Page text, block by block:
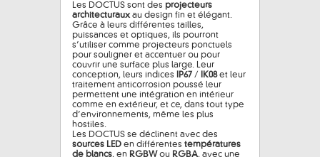
Les DOCTUS sont des projecteurs
architecturaux au design fin et élégant.
Grâce à leurs différentes tailles,
puissances et optiques, ils pourront
s’utiliser comme projecteurs ponctuels
pour souligner et accentuer ou pour
couvrir une surface plus large. Leur
conception, leurs indices
IP67 / IK08et leur
traitement anticorrosion poussé leur
permettent une intégration en intérieur
comme en extérieur, et ce, dans tout type
d’environnements, même les plus
hostiles.
Les DOCTUS se déclinent avec des
sources LED en différentes températures
de blancs, en RGBW ou RGBA, avec une